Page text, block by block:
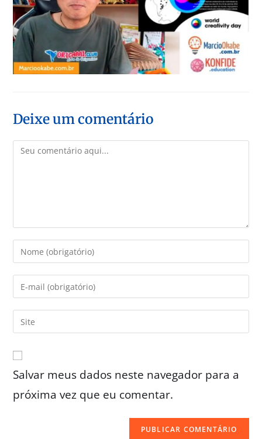
Deixe um comentário
Salvar meus dados neste navegador para a
próxima vez que eu comentar.